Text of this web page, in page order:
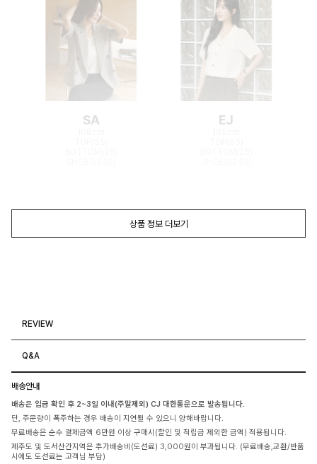
SA EJ
상품 정보 더보기
REVIEW
Q&A
배송안내
배송은 입금 확인 후 2~3일 이내(주말제외) CJ 대한통운으로 발송됩니다.
단, 주문량이 폭주하는 경우 배송이 지연될 수 있으니 양해바랍니다.
무료배송은 순수 결제금액 6만원 이상 구매시(할인 및 적립금 제외한 금액) 적용됩니다.
제주도 및 도서산간지역은 추가배송비(도선료) 3,000원이 부과됩니다. (무료배송,교환/반품
시에도 도선료는 고객님 부담)